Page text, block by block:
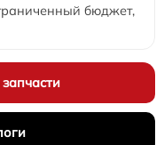
бюджет,